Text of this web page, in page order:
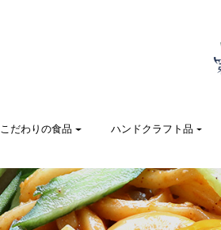
こだわりの食品 ハンドクラフト品